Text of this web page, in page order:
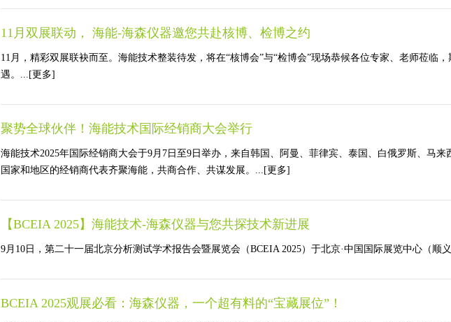
11月双展联动， 海能-海森仪器邀您共赴核博、检博之约
11月，精彩双展联袂而至。海能技术整装待发，将在“核博会”与“检博会”现场恭候各位专家、老师莅临
遇。... [更多]
聚势全球伙伴！海能技术国际经销商大会举行
海能技术2025年国际经销商大会于9月7日至9日举办，来自韩国、阿曼、菲律宾、泰国、白俄罗斯、马
国家和地区的经销商代表齐聚海能，共商合作、共谋发展。... [更多]
【BCEIA 2025】海能技术-海森仪器与您共探技术新进展
9月10日，第二十一届北京分析测试学术报告会暨展览会（BCEIA 2025）于北京·中国国际展览中心（顺
BCEIA 2025观展必看：海森仪器，一个超有料的“宝藏展位”！